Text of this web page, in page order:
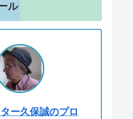
ル
ー久保誠のプロ